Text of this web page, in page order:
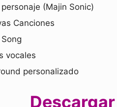
(Majin Sonic)
Canciones
vocales
personalizado